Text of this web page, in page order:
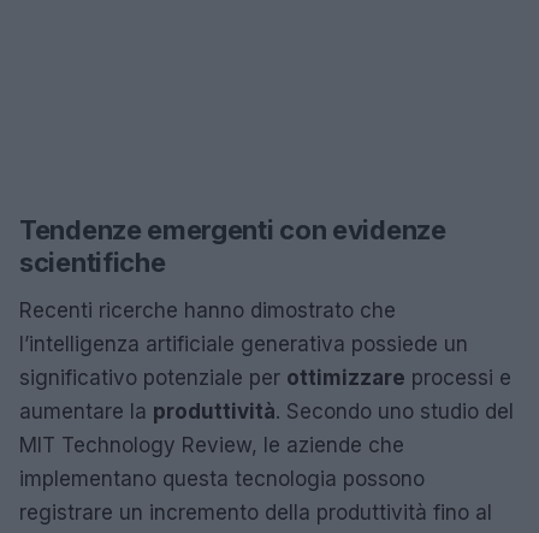
Tendenze emergenti con evidenze
scientifiche
Recenti ricerche hanno dimostrato che
l’intelligenza artificiale generativa possiede un
significativo potenziale per ottimizzare processi e
aumentare la produttività. Secondo uno studio del
MIT Technology Review, le aziende che
implementano questa tecnologia possono
registrare un incremento della produttività fino al